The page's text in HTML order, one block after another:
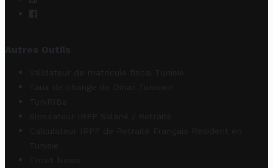
Autres Outils
Validateur de matricule fiscal Tunisie
Taux de change de Dinar Tunisien
TuniRIBs
Simulateur IRPP Salarié / Retraité
Calculateur IRPP de Retraité Français Résident en
Tunisie
Trovit News